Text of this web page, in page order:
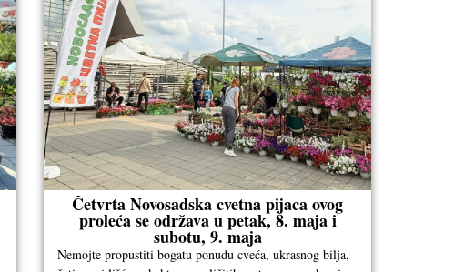
Četvrta Novosadska cvetna pijaca ovog
proleća se održava u petak, 8. maja i
subotu, 9. maja
Nemojte propustiti bogatu ponudu cveća, ukrasnog bilja,